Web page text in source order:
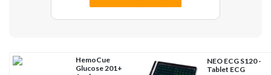
HemoCue
Glucose 201+
NEO ECG S120 -
Tablet ECG